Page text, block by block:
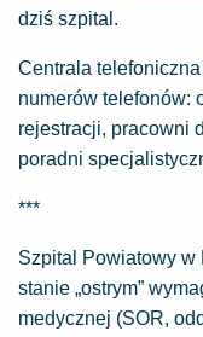
dziś szpital.
Centrala
numerów telefonów:
rejestracji, pracowni
poradni
***
Szpital Powiatowy
stanie „ostrym”
medycznej (SOR,